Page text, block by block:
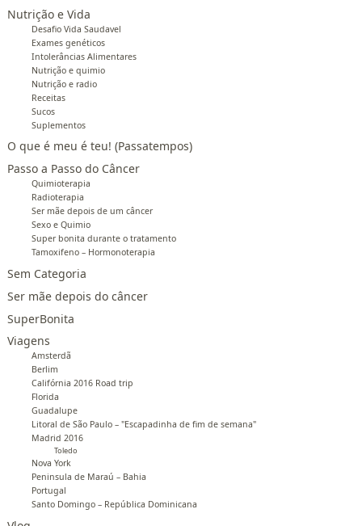
Nutrição e Vida
Desafio Vida Saudavel
Exames genéticos
Intolerâncias Alimentares
Nutrição e quimio
Nutrição e radio
Receitas
Sucos
Suplementos
O que é meu é teu! (Passatempos)
Passo a Passo do Câncer
Quimioterapia
Radioterapia
Ser mãe depois de um câncer
Sexo e Quimio
Super bonita durante o tratamento
Tamoxifeno – Hormonoterapia
Sem Categoria
Ser mãe depois do câncer
SuperBonita
Viagens
Amsterdã
Berlim
Califórnia 2016 Road trip
Florida
Guadalupe
Litoral de São Paulo – "Escapadinha de fim de semana"
Madrid 2016
Toledo
Nova York
Peninsula de Maraú – Bahia
Portugal
Santo Domingo – República Dominicana